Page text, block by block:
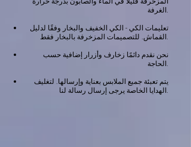
الغرفة.
تعليمات الكي - الكي الخفيف والبخار وفقًا لدليل
القماش. للتصميمات المزخرفة بالبخار فقط.
نحن نقدم دائمًا زخارف وأزرار إضافية حسب
الحاجة.
يتم تعبئة جميع الملابس بعناية وإرسالها. لتغليف
الهدايا الخاصة يرجى إرسال رسالة لنا.